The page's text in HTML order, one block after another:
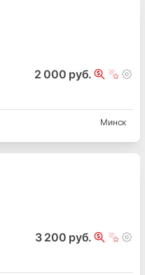
2 000 руб.
Минск
3 200 руб.